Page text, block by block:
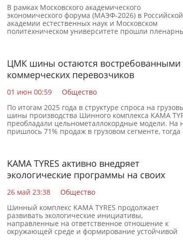
В рамках Московского академического
экономического форума (МАЭФ-2026) в Российской
академии естественных наук и Московском
политехническом университете прошли
ЦМК шины остаются востребованными
коммерческих перевозчиков
01 июн 00:59
Общество
По итогам 2025 года в структуре спроса на
шины производства Шинного комплекса KAMA
преобладали цельнометаллокордные модели. На
пришлось 71% продаж в грузовом сегменте, тогда
KAMA TYRES активно внедряет
экологические программы на своих
производственных объектах
26 май 23:38
Общество
Шинный комплекс KAMA TYRES продолжает
развивать экологические инициативы,
направленные на ответственное отношение к
окружающей среде и формирование устойчивой